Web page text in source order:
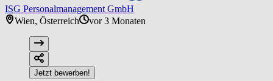
ISG Personalmanagement GmbH
Wien, Österreich
vor 3 Monaten
Jetzt bewerben!